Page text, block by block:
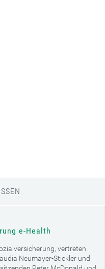
e-Health
vertreten
Neumayer-Stickler und